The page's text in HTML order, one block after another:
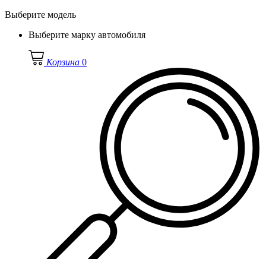
Выберите модель
Выберите марку автомобиля
Корзина 0